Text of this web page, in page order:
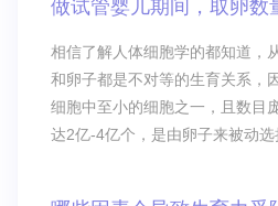
去做试管婴儿这项技术，可能大
子试管婴儿，究竟哪家医院比较
做试管婴儿期间，取卵数
相信了解人体细胞学的都知道，
和卵子都是不对等的生育关系，
细胞中至小的细胞之一，且数目
达2亿-4亿个，是由卵子来被动选